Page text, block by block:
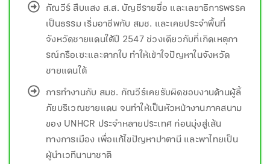
กัณวีร์ สืบแสง ส.ส. บัญชีรายชื่อ และเลขาธิการพรรค
เป็นธรรม เริ่มอาชีพกับ สมช. และเคยประจำพื้นที่
จังหวัดชายแดนใต้ปี 2547 ช่วงเดียวกับที่เกิดเหตุกา
รณ์กรือเซะและตากใบ ทำให้เข้าใจปัญหาในจังหวัด
ชายแดนใต้
การทำงานกับ สมช. กัณวีร์เคยรับผิดชอบงานด้านผู้ลี้
ภัยบริเวณชายแดน จนทำให้เป็นหัวหน้างานภาคสนาม
ของ UNHCR ประจำหลายประเทศ ก่อนมุ่งสู่เส้น
ทางการเมือง เพื่อแก้ไขปัญหาปาตานี และพาไทยเป็น
ผู้นำเวทีนานาชาติ